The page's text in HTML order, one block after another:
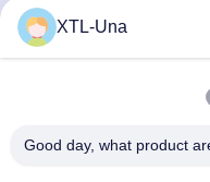
Γρήγορη
Xindu, πόλη Chengdu,
XTL-Una
Good day, what product